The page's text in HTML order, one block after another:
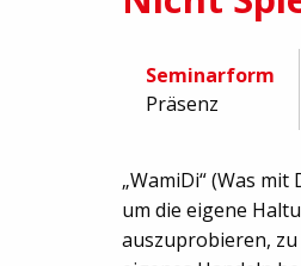
Seminarform
Präsenz
„WamiDi“ (Was
um die eigene
auszuprobieren,